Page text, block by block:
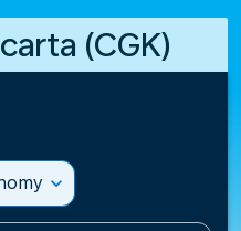
(CGK)
expand_more